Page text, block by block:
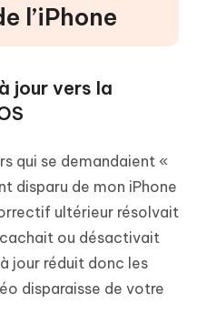
l’iPhone
jour vers la
qui se demandaient «
disparu de mon iPhone
ultérieur résolvait
ou désactivait
jour réduit donc les
disparaisse de votre